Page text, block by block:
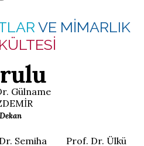
VE MİMARLIK
Gülname
Dekan
Semiha
Prof. Dr. Ülkü